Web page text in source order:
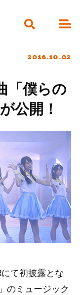
2016.10.02
「僕らの
公開！
て初披露とな
のミュージック